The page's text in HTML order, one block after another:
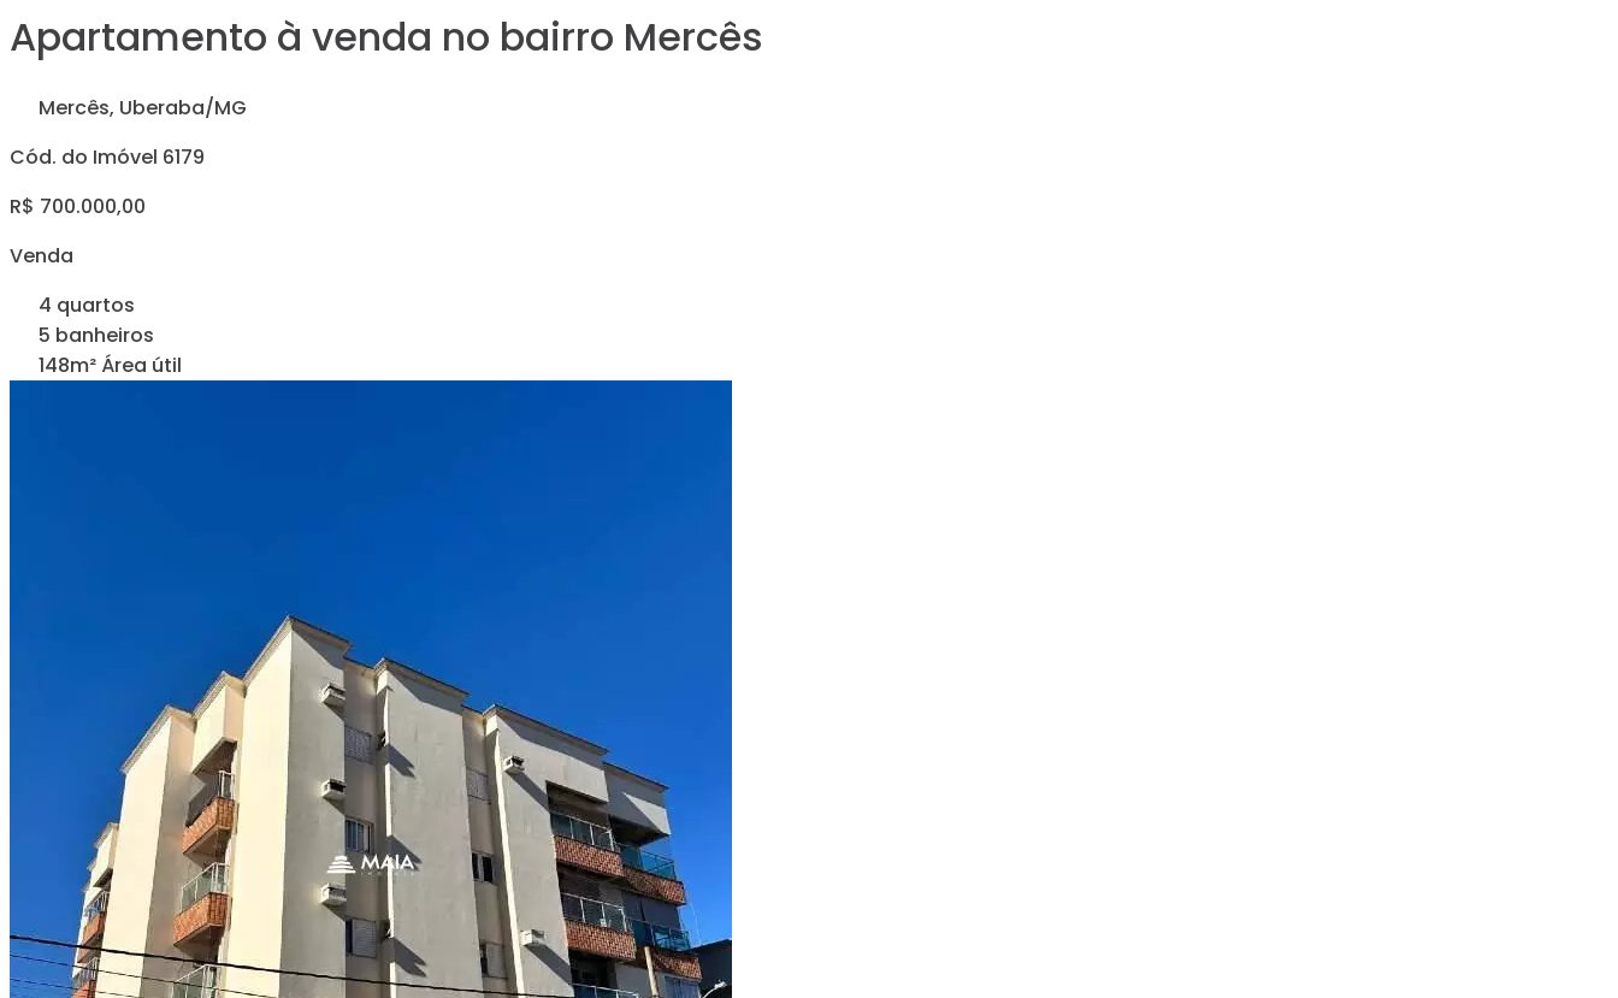
Apartamento à venda no bairro Mercês
Mercês, Uberaba/MG
Cód. do Imóvel 6179
R$ 700.000,00
Venda
4 quartos
5 banheiros
148m² Área útil